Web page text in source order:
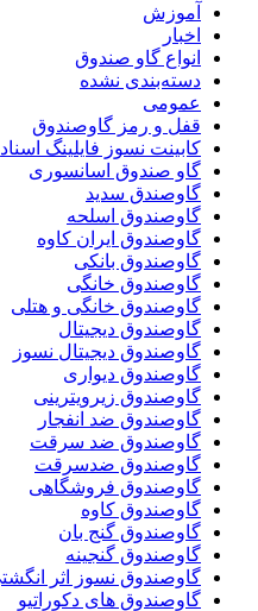
آموزش
اخبار
انواع گاو صندوق
دسته‌بندی نشده
عمومی
قفل و رمز گاوصندوق
کابینت نسوز فایلینگ اسناد
گاو صندوق اسانسوری
گاوصندق سدید
گاوصندوق اسلحه
گاوصندوق ایران کاوه
گاوصندوق بانکی
گاوصندوق خانگی
گاوصندوق خانگی و هتلی
گاوصندوق دیجیتال
گاوصندوق دیجیتال نسوز
گاوصندوق دیواری
گاوصندوق زیرویترینی
گاوصندوق ضد انفجار
گاوصندوق ضد سرقت
گاوصندوق ضدسرقت
گاوصندوق فروشگاهی
گاوصندوق کاوه
گاوصندوق گنج بان
گاوصندوق گنجینه
گاوصندوق نسوز اثر
گاوصندوق های دکوراتیو